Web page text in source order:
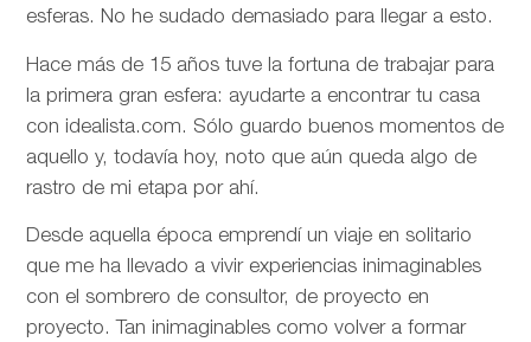
esferas. No he sudado demasiado para llegar a esto.
Hace más de 15 años tuve la fortuna de trabajar para
la primera gran esfera: ayudarte a encontrar tu casa
con idealista.com. Sólo guardo buenos momentos de
aquello y, todavía hoy, noto que aún queda algo de
rastro de mi etapa por ahí.
Desde aquella época emprendí un viaje en solitario
que me ha llevado a vivir experiencias inimaginables
con el sombrero de consultor, de proyecto en
proyecto. Tan inimaginables como volver a formar